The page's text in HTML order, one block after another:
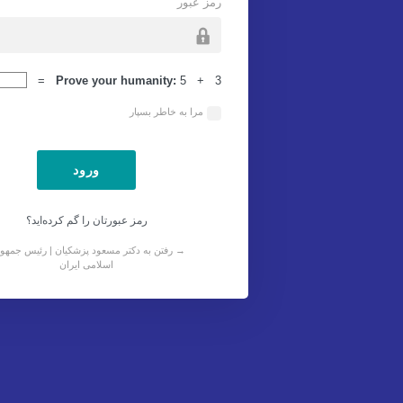
ورود Prove your humanity: 5 + 3 =
مرا به خاطر بسپار
رمز عبورتان را گم کرده‌اید؟
→ رفتن به دکتر مسعود پزشکیان | رئیس
اسلامی ایران